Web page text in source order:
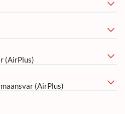
(AirPlus)
(AirPlus)